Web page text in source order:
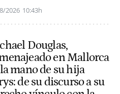
2026 10:43h
Douglas,
en Mallorca
mano de su hija
de su discurso a su